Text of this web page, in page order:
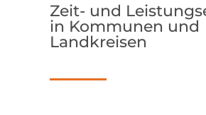
Zeit- und
in Kommunen und
Landkreisen